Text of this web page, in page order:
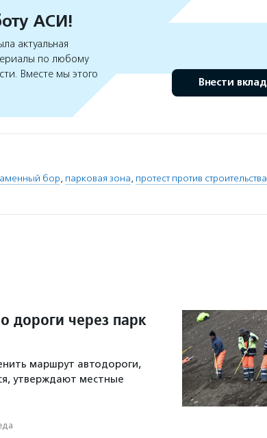
АСИ!
актуальная
по любому
Вместе мы этого
Внести вклад
бор, парковая зона, протест против строительства
дороги через парк
маршрут автодороги,
утверждают местные